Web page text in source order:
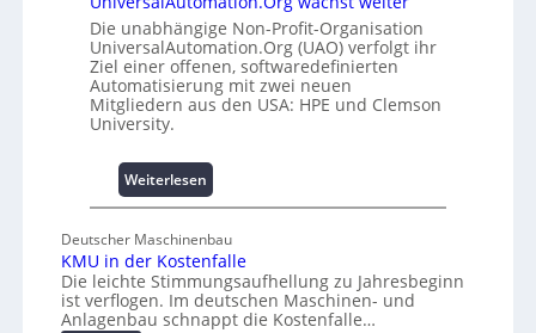
e
m
m
n
i
s
e
s
c
h
a
f
f
4
0
A
Die unabhängige Non-Profit-Organisation
UniversalAutomation.Org (UAO) verfolgt ihr
Ziel einer offenen, softwaredefinierten
Automatisierung mit zwei neuen
Mitgliedern aus den USA: HPE und Clemson
University.
Weiterlesen:
U
i
v
e
r
Deutscher Maschinenbau
KMU in der Kostenfalle
Die leichte Stimmungsaufhellung zu Jahresbeginn
ist verflogen. Im deutschen Maschinen- und
Anlagenbau schnappt die Kostenfalle…